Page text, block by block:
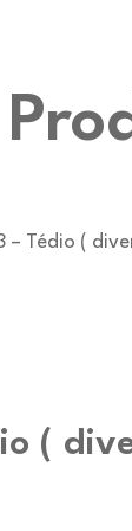
– Tédio (
(